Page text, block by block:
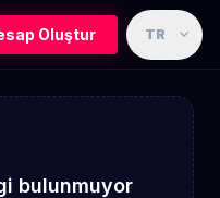
Oluştur TR expand_more
bulunmuyor